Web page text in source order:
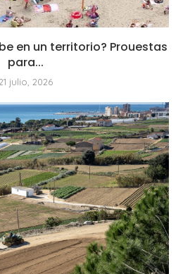
en un territorio? Prouestas
para...
julio, 2026